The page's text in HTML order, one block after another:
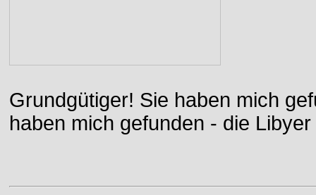
Grundgütiger! Sie haben mich
haben mich gefunden - die